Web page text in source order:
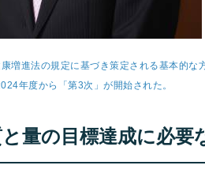
増進法の規定に基づき策定される基本的
年度から「第3次」が開始された。
量の目標達成に必要